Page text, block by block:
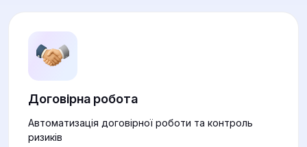
Договірна робота
Автоматизація договірної роботи та контроль
ризиків